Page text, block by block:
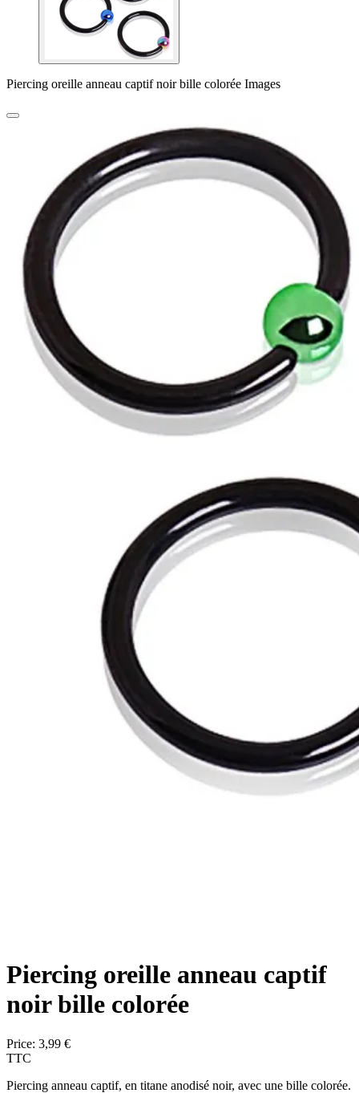
Piercing oreille anneau captif noir bille colorée Images
Piercing oreille anneau captif
noir bille colorée
Price: 3,99 €
TTC
Piercing anneau captif, en titane anodisé noir, avec une bille colorée.